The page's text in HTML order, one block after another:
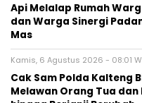
Api Melalap Rumah
dan Warga Sinergi
Mas
Kamis, 6 Agustus 2026 - 08:01
Cak Sam Polda Kalteng
Melawan Orang Tua